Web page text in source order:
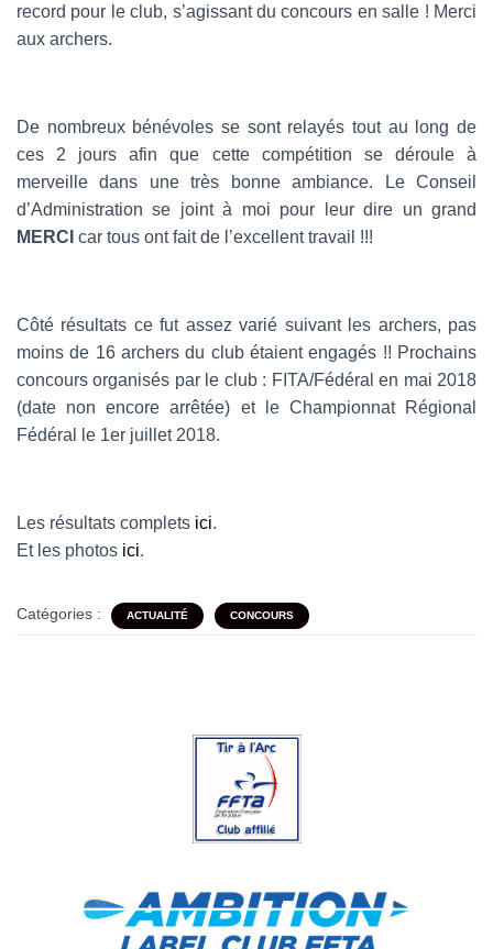
record pour le club, s’agissant du concours en salle ! Merci
aux archers.
De nombreux bénévoles se sont relayés tout au long de
ces 2 jours afin que cette compétition se déroule à
merveille dans une très bonne ambiance. Le Conseil
d’Administration se joint à moi pour leur dire un grand
MERCI car tous ont fait de l’excellent travail !!!
Côté résultats ce fut assez varié suivant les archers, pas
moins de 16 archers du club étaient engagés !! Prochains
concours organisés par le club : FITA/Fédéral en mai 2018
(date non encore arrêtée) et le Championnat Régional
Fédéral le 1er juillet 2018.
Les résultats complets ici.
Et les photos ici.
Catégories : ACTUALITÉ CONCOURS